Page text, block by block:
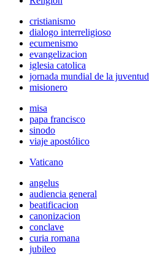
cristianismo
dialogo interreligioso
ecumenismo
evangelizacion
iglesia catolica
jornada mundial de la juventud
misionero
misa
papa francisco
sinodo
viaje apostólico
Vaticano
angelus
audiencia general
beatificacion
canonizacion
conclave
curia romana
jubileo